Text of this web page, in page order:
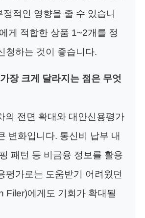
정적인 영향을 줄 수 있습니
게 적합한 상품 1~2개를 정
청하는 것이 좋습니다.
장 크게 달라지는 점은 무엇
의 전면 확대와 대안신용평가
변화입니다. 통신비 납부 내
패턴 등 비금융 정보를 활용
평가로는 도움받기 어려웠던
Filer)에게도 기회가 확대될